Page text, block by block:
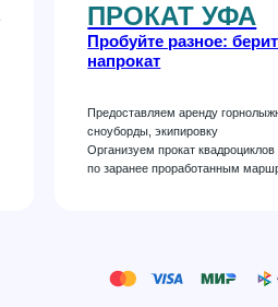
ПРОКАТ УФА
Пробуйте разное:
напрокат
Предоставляем аренду
сноуборды, экипировку
Организуем прокат
по заранее проработанным